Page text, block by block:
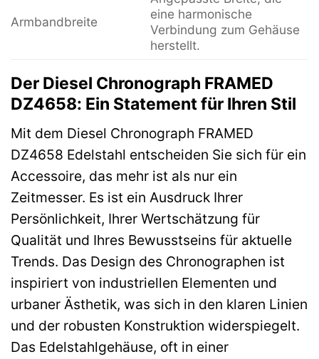
Armbandbreite
eine harmonische
Verbindung zum Gehäuse
herstellt.
Der Diesel Chronograph FRAMED
DZ4658: Ein Statement für Ihren Stil
Mit dem Diesel Chronograph FRAMED
DZ4658 Edelstahl entscheiden Sie sich für ein
Accessoire, das mehr ist als nur ein
Zeitmesser. Es ist ein Ausdruck Ihrer
Persönlichkeit, Ihrer Wertschätzung für
Qualität und Ihres Bewusstseins für aktuelle
Trends. Das Design des Chronographen ist
inspiriert von industriellen Elementen und
urbaner Ästhetik, was sich in den klaren Linien
und der robusten Konstruktion widerspiegelt.
Das Edelstahlgehäuse, oft in einer